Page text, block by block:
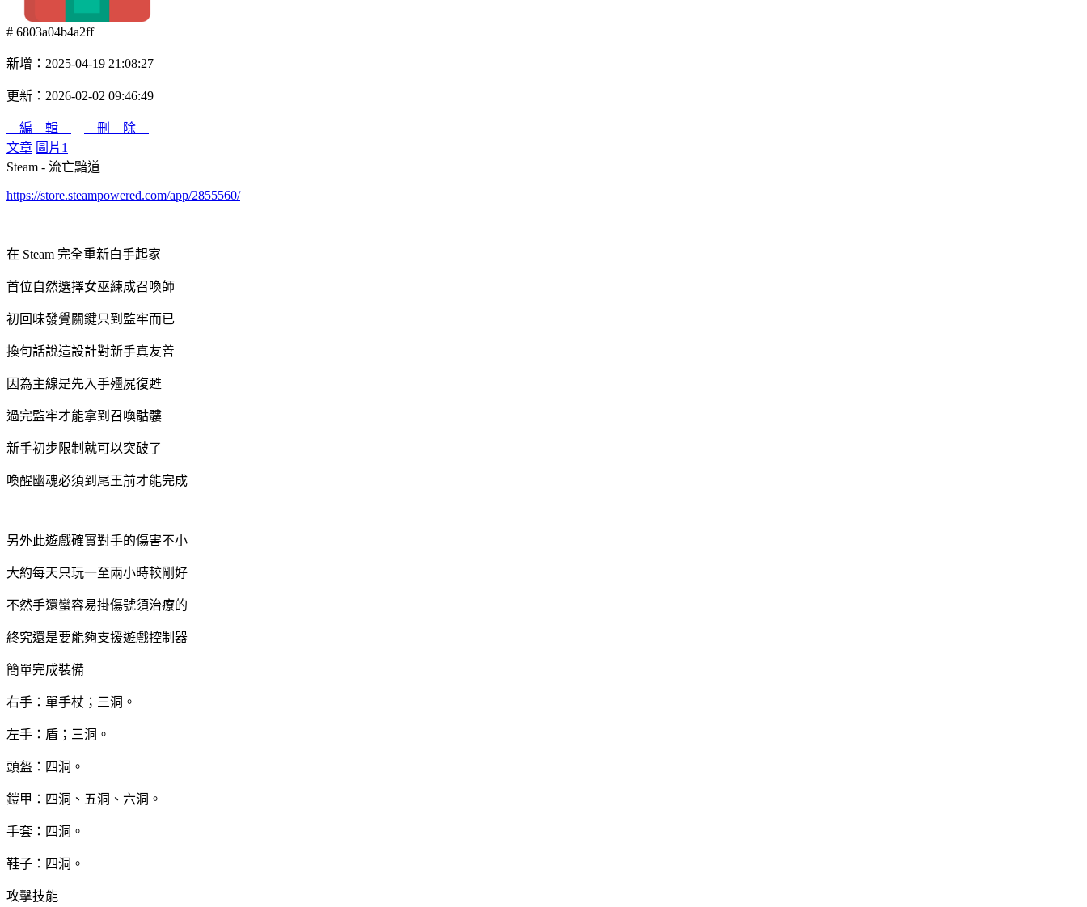
# 6803a04b4a2ff
新增：2025-04-19 21:08:27
更新：2026-02-02 09:46:49
編 輯
刪 除
文章 圖片 1
Steam - 流亡黯道
https://store.steampowered.com/app/2855560/
在 Steam 完全重新白手起家
首位自然選擇女巫練成召喚師
初回味發覺關鍵只到監牢而已
換句話說這設計對新手真友善
因為主線是先入手殭屍復甦
過完監牢才能拿到召喚骷髏
新手初步限制就可以突破了
喚醒幽魂必須到尾王前才能完成
另外此遊戲確實對手的傷害不小
大約每天只玩一至兩小時較剛好
不然手還蠻容易掛傷號須治療的
終究還是要能夠支援遊戲控制器
簡單完成裝備
右手：單手杖；三洞。
左手：盾；三洞。
頭盔：四洞。
鎧甲：四洞、五洞、六洞。
手套：四洞。
鞋子：四洞。
攻擊技能